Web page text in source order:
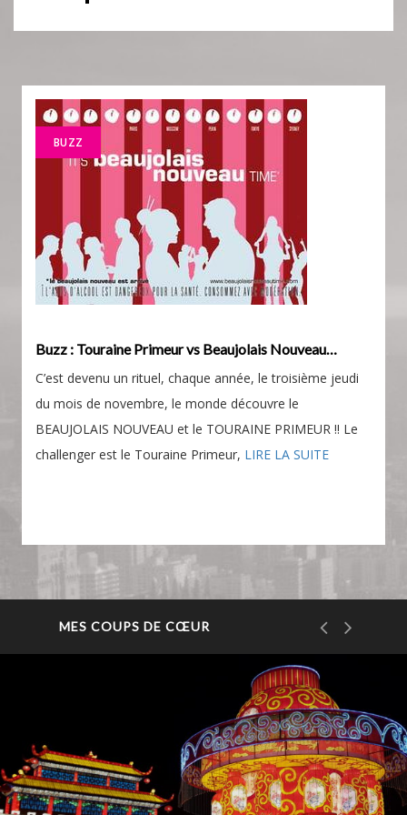
BUZZ
Buzz : Touraine Primeur vs Beaujolais Nouveau…
C’est devenu un rituel, chaque année, le troisième jeudi
du mois de novembre, le monde découvre le
BEAUJOLAIS NOUVEAU et le TOURAINE PRIMEUR !! Le
challenger est le Touraine Primeur, LIRE LA SUITE
MES COUPS DE CŒUR